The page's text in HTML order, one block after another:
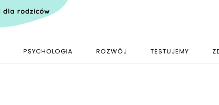
PSYCHOLOGIA ROZWÓJ TESTUJEMY